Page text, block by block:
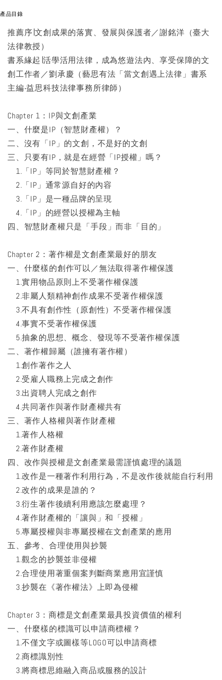
產品目錄
推薦序∣文創成果的落實、發展與保護者／謝銘洋（臺大
法律教授）
書系緣起∣活學活用法律，成為悠遊法內、享受保障的文
創工作者／劉承慶（藝思有法「當文創遇上法律」書系
主編‧益思科技法律事務所律師）
Chapter 1：IP與文創產業
一、什麼是IP（智慧財產權）？
二、沒有「IP」的文創，不是好的文創
三、只要有IP，就是在經營「IP授權」嗎？
1.「IP」等同於智慧財產權？
2.「IP」通常源自好的內容
3.「IP」是一種品牌的呈現
4.「IP」的經營以授權為主軸
四、智慧財產權只是「手段」而非「目的」
Chapter 2：著作權是文創產業最好的朋友
一、什麼樣的創作可以／無法取得著作權保護
1.實用物品原則上不受著作權保護
2.非屬人類精神創作成果不受著作權保護
3.不具有創作性（原創性）不受著作權保護
4.事實不受著作權保護
5.抽象的思想、概念、發現等不受著作權保護
二、著作權歸屬（誰擁有著作權）
1.創作著作之人
2.受雇人職務上完成之創作
3.出資聘人完成之創作
4.共同著作與著作財產權共有
三、著作人格權與著作財產權
1.著作人格權
2.著作財產權
四、改作與授權是文創產業最需謹慎處理的議題
1.改作是一種著作利用行為，不是改作後就能自行利用
2.改作的成果是誰的？
3.衍生著作後續利用應該怎麼處理？
4.著作財產權的「讓與」和「授權」
5.專屬授權與非專屬授權在文創產業的應用
五、參考、合理使用與抄襲
1.觀念的抄襲並非侵權
2.合理使用著重個案判斷商業應用宜謹慎
3.抄襲在《著作權法》上即為侵權
Chapter 3：商標是文創產業最具投資價值的權利
一、什麼樣的標識可以申請商標權？
1.不僅文字或圖樣等LOGO可以申請商標
2.商標識別性
3.將商標思維融入商品或服務的設計